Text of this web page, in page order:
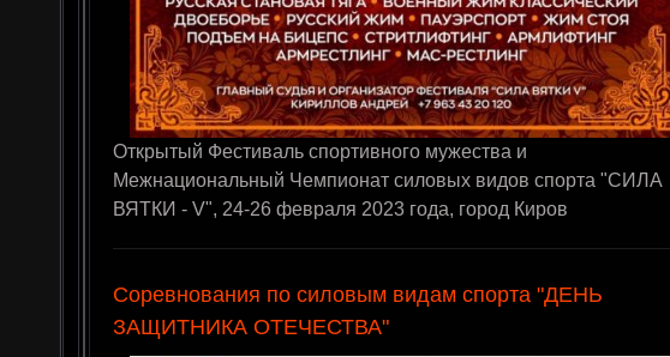
Открытый Фестиваль спортивного мужества и
Межнациональный Чемпионат силовых видов спорта "СИЛА
ВЯТКИ - V", 24-26 февраля 2023 года, город Киров
Соревнования по силовым видам спорта "ДЕНЬ
ЗАЩИТНИКА ОТЕЧЕСТВА"